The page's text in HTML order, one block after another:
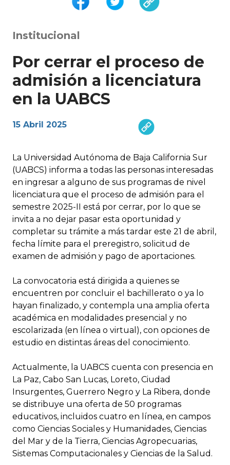
Institucional
Por cerrar el proceso de
admisión a licenciatura
en la UABCS
15 Abril 2025
La Universidad Autónoma de Baja California Sur
(UABCS) informa a todas las personas interesadas
en ingresar a alguno de sus programas de nivel
licenciatura que el proceso de admisión para el
semestre 2025-II está por cerrar, por lo que se
invita a no dejar pasar esta oportunidad y
completar su trámite a más tardar este 21 de abril,
fecha límite para el preregistro, solicitud de
examen de admisión y pago de aportaciones.
La convocatoria está dirigida a quienes se
encuentren por concluir el bachillerato o ya lo
hayan finalizado, y contempla una amplia oferta
académica en modalidades presencial y no
escolarizada (en línea o virtual), con opciones de
estudio en distintas áreas del conocimiento.
Actualmente, la UABCS cuenta con presencia en
La Paz, Cabo San Lucas, Loreto, Ciudad
Insurgentes, Guerrero Negro y La Ribera, donde
se distribuye una oferta de 50 programas
educativos, incluidos cuatro en línea, en campos
como Ciencias Sociales y Humanidades, Ciencias
del Mar y de la Tierra, Ciencias Agropecuarias,
Sistemas Computacionales y Ciencias de la Salud.